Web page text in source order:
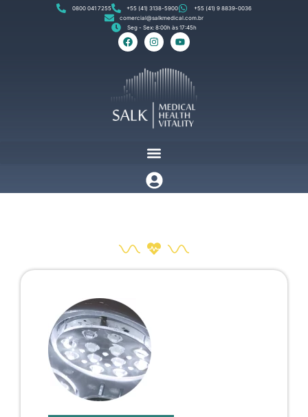
0800 041 7255 +55 (41) 3138-5900
+55 (41) 9 8839-0036
comercial@salkmedical.com.br
Seg - Sex: 8:00h às 17:45h